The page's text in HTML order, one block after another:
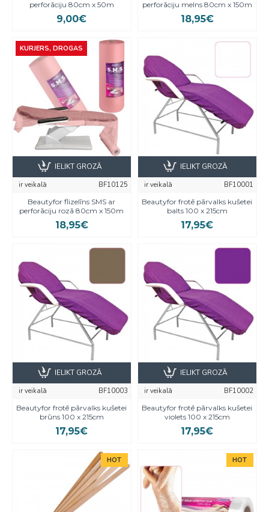
perforāciju 80cm x 50m
9,00€
perforāciju melns 80cm x 150m
18,95€
KURJERS, DROGAS
ir veikalā
BF10125
Beautyfor flizelīns SMS ar
perforāciju rozā 80cm x 150m
18,95€
IELIKT GROZĀ
ir veikalā
BF10001
Beautyfor frotē pārvalks kušetei
balts 100 x 215cm
17,95€
IELIKT GROZĀ
ir veikalā
BF10003
Beautyfor frotē pārvalks kušetei
brūns 100 x 215cm
17,95€
IELIKT GROZĀ
ir veikalā
BF10002
Beautyfor frotē pārvalks kušetei
violets 100 x 215cm
17,95€
IELIKT GROZĀ
HOT HOT